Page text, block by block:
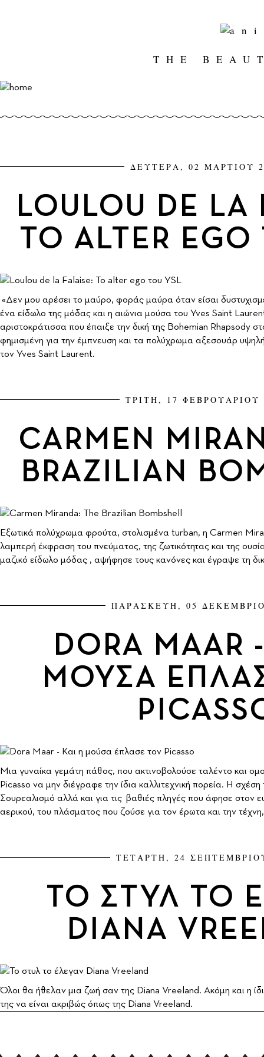
THE
ΔΕΥΤΕΡΑ, 02 ΜΑΡΤΙΟΥ
LOULOU DE LA
TO ALTER
«Δεν μου αρέσει το μαύρο, φοράς μαύρα όταν είσαι
ένα είδωλο της μόδας και η αιώνια μούσα του Yves Saint
αριστοκράτισσα που έπαιξε την δική της Bohemian Rhapsody
φημισμένη για την έμπνευση και τα πολύχρωμα αξεσουάρ
τον Yves Saint Laurent.
ΤΡΙΤΗ, 17 ΦΕΒΡΟΥΑΡΙΟΥ
CARMEN
BRAZILIAN
Εξωτικά πολύχρωμα φρούτα, στολισμένα turban, η Carmen
λαμπερή έκφραση του πνεύματος, της ζωτικότητας και της
μαζικό είδωλο μόδας , αψήφησε τους κανόνες και έγραψε τη
ΠΑΡΑΣΚΕΥΗ, 05
DORA MAAR
ΜΟΥΣΑ
Μια γυναίκα γεμάτη πάθος, που ακτινοβολούσε ταλέντο και
Picasso να μην διέγραφε την ίδια καλλιτεχνική πορεία. Η
Σουρεαλισμό αλλά και για τις βαθιές πληγές που άφησε στον
αερικού, του πλάσματος που ζούσε για τον έρωτα και την
ΤΕΤΑΡΤΗ, 24
ΤΟ ΣΤΥΛ ΤΟ
DIANA
Όλοι θα ήθελαν μια ζωή σαν της Diana Vreeland. Ακόμη και η
της να είναι ακριβώς όπως της Diana Vreeland.